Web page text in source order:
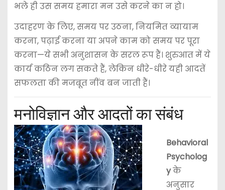
भले ही उस समय हमारा मन उसे करने का न हो।
उदाहरण के लिए, समय पर उठना, नियमित व्यायाम
करना, पढ़ाई करना या अपने काम को समय पर पूरा
करना—ये सभी अनुशासन के सरल रूप हैं। शुरुआत में ये
कार्य कठिन लग सकते हैं, लेकिन धीरे-धीरे यही आदतें
सफलता की मजबूत नींव बन जाती हैं।
मनोविज्ञान और आदतों का संबंध
Behavioral
Psycholog
yके
अनुसार